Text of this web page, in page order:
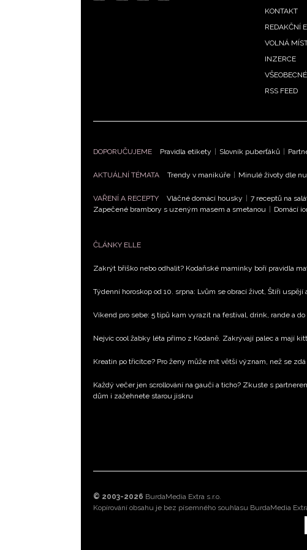
menu
KONTAKT
REDAKČNÍ
VOLNÁ
INZERCE
RSS FEED
DOPORUČUJEME Pravidla etikety | Slovník puberťáků |
AKTUÁLNÍ TÉMATA Trendy v manikúře | Minulé životy dle
VAŘENÍ A RECEPTY Vláčné domácí housky | 7 receptů na
Zapečené brambory s uzeným masem a smetanou | Domácí
ČLÁNKY ELLE
Zakrýt bříško nebo odhalit? Kodaňské maminky boří pravidla
Týdenní horoskop od 10. srpna: Lvům se obrací život, Štíři uspějí
Víkend pro sebe: 5 tipů kam vyrazit na festival, drink, rande a do
Nejvíc cool žabky léta přímo z Kodaně. Zakrývají palec a mají
Kreatin po třicítce? Pro ženy může mít větší význam, než se zdá
Každý večer jen scrollování na gauči a ticho? Zkuste s
dům i zažehnete starou jiskru
© 2003-2026 BurdaMedia Extra s.r.o.
Kopírování obsahu je bez písemného souhlasu BurdaMedia